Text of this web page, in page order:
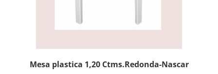
Mesa plastica 1,20 Ctms.Redonda-Nascar